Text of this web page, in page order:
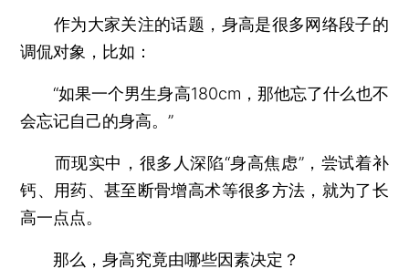
作为大家关注的话题，身高是很多网络段子的
调侃对象，比如：
“如果一个男生身高180cm，那他忘了什么也不
会忘记自己的身高。”
而现实中，很多人深陷“身高焦虑”，尝试着补
钙、用药、甚至断骨增高术等很多方法，就为了长
高一点点。
那么，身高究竟由哪些因素决定？